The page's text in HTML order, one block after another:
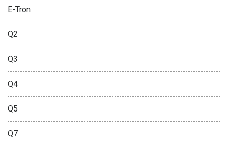
E-Tron
Q2
Q3
Q4
Q5
Q7